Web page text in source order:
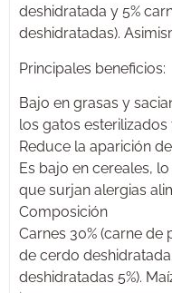
deshidratada y 5%
deshidratadas).
Principales beneficios:
Bajo en grasas y
los gatos
Reduce la aparición
Es bajo en cereales,
que surjan alergias
Composición
Carnes 30% (carne de
de cerdo
deshidratadas 5%).